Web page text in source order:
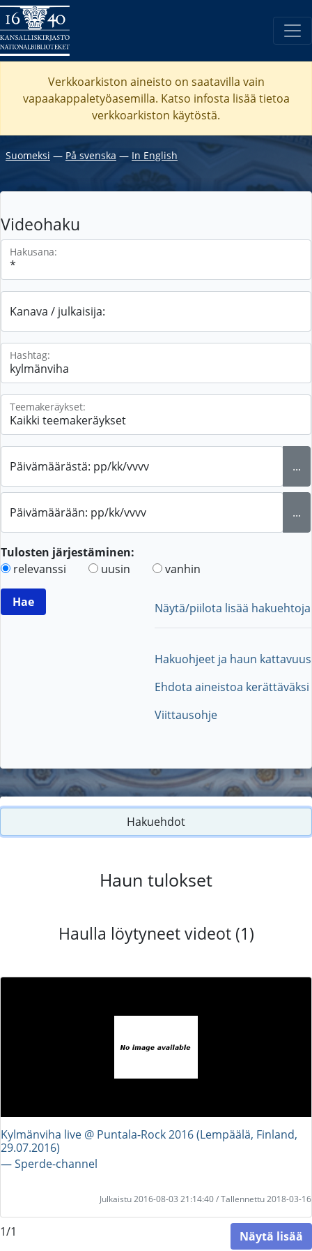
Verkkoarkiston aineisto on saatavilla vain
vapaakappaletyöasemilla. Katso infosta lisää tietoa
verkkoarkiston käytöstä.
Suomeksi ― På svenska ― In English
Videohaku
Hakusana:
Kanava / julkaisija:
Hashtag:
Teemakeräykset:
Päivämäärästä: pp/kk/vvvv ...
Päivämäärään: pp/kk/vvvv ...
Tulosten järjestäminen:
relevanssi
uusin vanhin
Näytä/piilota lisää hakuehtoja
Hakuohjeet ja haun kattavuus
Ehdota aineistoa kerättäväksi
Viittausohje
Hakuehdot
Haun tulokset
Haulla löytyneet videot (1)
Kylmänviha live @ Puntala-Rock 2016 (Lempäälä, Finland,
29.07.2016)
― Sperde-channel
Julkaistu 2016-08-03 21:14:40 / Tallennettu 2018-03-16
1/1 Näytä lisää